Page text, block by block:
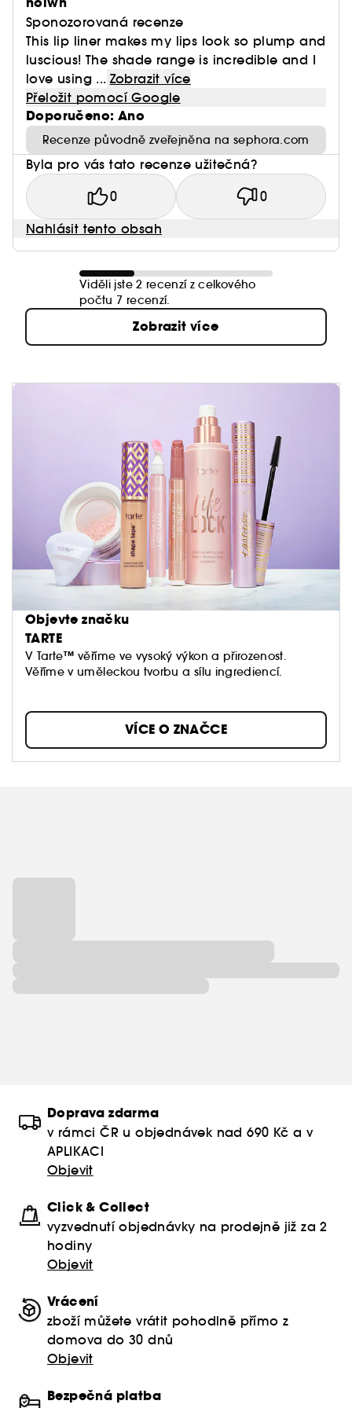
Sponozorovaná recenze
This lip liner makes my lips look so plump and
luscious! The shade range is incredible and I
love using ... Zobrazit více
Přeložit pomocí Google
Doporučeno: Ano
Recenze původně zveřejněna na sephora.com
Byla pro vás tato recenze užitečná?
0 0
Nahlásit tento obsah
Viděli jste 2 recenzí z celkového
počtu 7 recenzí.
Zobrazit více
Objevte značku
TARTE
V Tarte™ věříme ve vysoký výkon a přirozenost.
Věříme v uměleckou tvorbu a sílu ingrediencí.
dáváme na pleť, a vy byste také neměli.
VÍCE O ZNAČCE
Doprava zdarma
v rámci ČR u objednávek nad 690 Kč a v
APLIKACI
Objevit
Click & Collect
vyzvednutí objednávky na prodejně již za 2
hodiny
Objevit
Vrácení
zboží můžete vrátit pohodlně přímo z
domova do 30 dnů
Objevit
Bezpečná platba